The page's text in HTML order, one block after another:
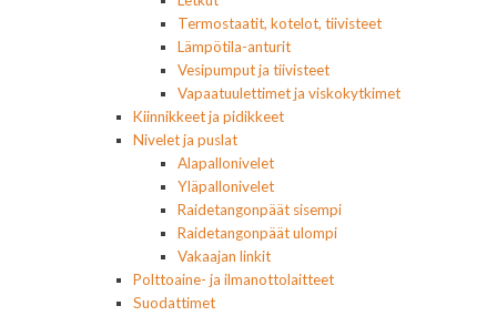
Termostaatit, kotelot, tiivisteet
Lämpötila-anturit
Vesipumput ja tiivisteet
Vapaatuulettimet ja viskokytkimet
Kiinnikkeet ja pidikkeet
Nivelet ja puslat
Alapallonivelet
Yläpallonivelet
Raidetangonpäät sisempi
Raidetangonpäät ulompi
Vakaajan linkit
Polttoaine- ja ilmanottolaitteet
Suodattimet